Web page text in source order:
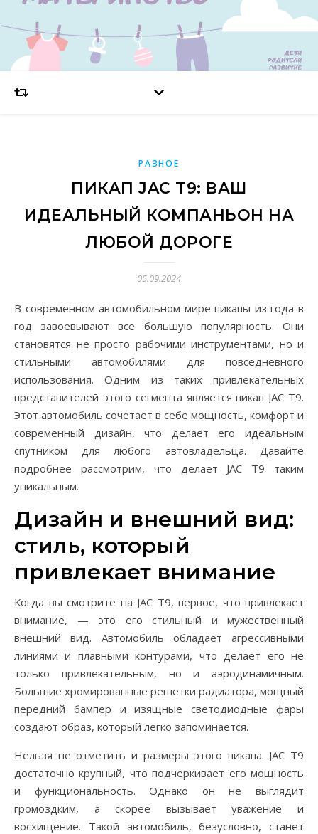
РАЗНОЕ
ПИКАП JAC T9: ВАШ
ИДЕАЛЬНЫЙ КОМПАНЬОН НА
ЛЮБОЙ ДОРОГЕ
05.09.2024
В современном автомобильном мире пикапы из года в
год завоевывают все большую популярность. Они
становятся не просто рабочими инструментами, но и
стильными автомобилями для повседневного
использования. Одним из таких привлекательных
представителей этого сегмента является пикап JAC T9.
Этот автомобиль сочетает в себе мощность, комфорт и
современный дизайн, что делает его идеальным
спутником для любого автовладельца. Давайте
подробнее рассмотрим, что делает JAC T9 таким
уникальным.
Дизайн и внешний вид:
стиль, который
привлекает внимание
Когда вы смотрите на JAC T9, первое, что привлекает
внимание, — это его стильный и мужественный
внешний вид. Автомобиль обладает агрессивными
линиями и плавными контурами, что делает его не
только привлекательным, но и аэродинамичным.
Большие хромированные решетки радиатора, мощный
передний бампер и изящные светодиодные фары
создают образ, который легко запоминается.
Нельзя не отметить и размеры этого пикапа. JAC T9
достаточно крупный, что подчеркивает его мощность
и функциональность. Однако он не выглядит
громоздким, а скорее вызывает уважение и
восхищение. Такой автомобиль, безусловно, станет